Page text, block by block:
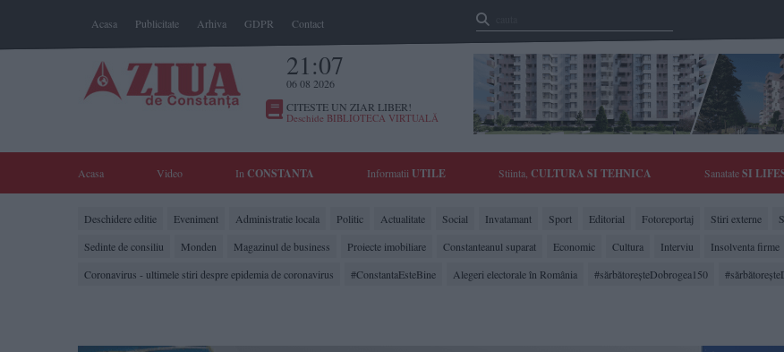
Acasa Publicitate Arhiva GDPR Contact
21:07
06 08 2026
CITESTE UN ZIAR LIBER!
Deschide BIBLIOTECA VIRTUALĂ
Acasa Video In CONSTANTA Informatii UTILE Stiinta, CULTURA SI TEHNICA SanatateSI
Deschidere editie Eveniment Administratie locala Politic Actualitate Social Invatamant Sport Editorial Fotoreportaj Stiri externe
Sedinte de consiliu
Monden Magazinul de business Proiecte imobiliare Constanteanul suparat Economic Cultura Interviu Insolventa firme
Coronavirus - ultimele stiri despre epidemia de coronavirus
#ConstantaEsteBine Alegeri electorale în România #sărbătoreşteDobrogea150